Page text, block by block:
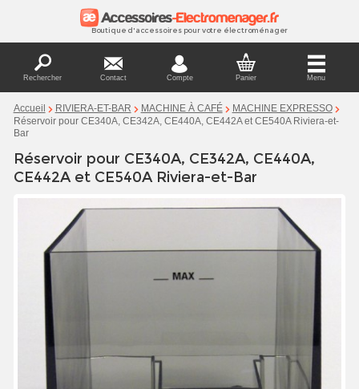
Boutique d'accessoires pour votre électroménager
Rechercher Contact Compte Panier Menu
Accueil RIVIERA-ET-BAR MACHINE À CAFÉ
MACHINE EXPRESSO
Réservoir pour CE340A, CE342A, CE440A, CE442A et CE540A Riviera-et-
Bar
Réservoir pour CE340A, CE342A, CE440A,
CE442A et CE540A Riviera-et-Bar